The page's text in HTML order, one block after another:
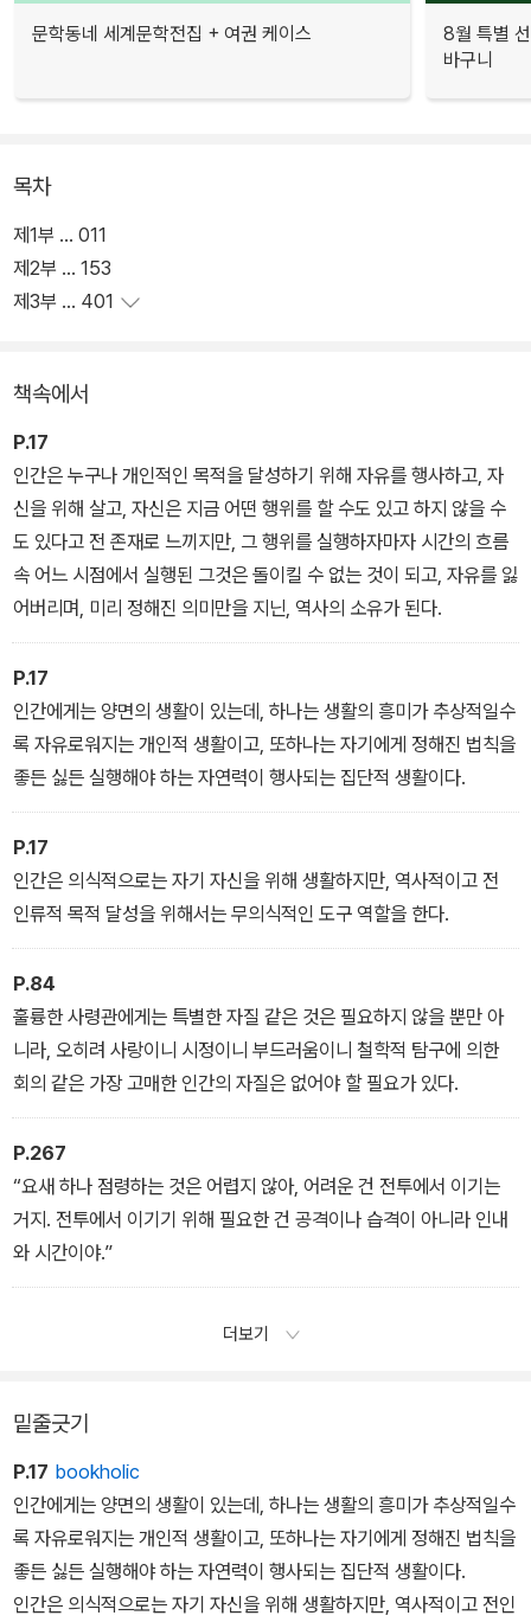
문학동네 세계문학전집 + 여권 케이스
8월 특별
바구니
목차
제1부 … 011
제2부 … 153
제3부 … 401
책속에서
P.17
인간은 누구나 개인적인 목적을 달성하기 위해 자유를 행사하고, 자
신을 위해 살고, 자신은 지금 어떤 행위를 할 수도 있고 하지 않을 수
도 있다고 전 존재로 느끼지만, 그 행위를 실행하자마자 시간의 흐름
속 어느 시점에서 실행된 그것은 돌이킬 수 없는 것이 되고, 자유를 잃
어버리며, 미리 정해진 의미만을 지닌, 역사의 소유가 된다.
P.17
인간에게는 양면의 생활이 있는데, 하나는 생활의 흥미가 추상적일수
록 자유로워지는 개인적 생활이고, 또하나는 자기에게 정해진 법칙을
좋든 싫든 실행해야 하는 자연력이 행사되는 집단적 생활이다.
P.17
인간은 의식적으로는 자기 자신을 위해 생활하지만, 역사적이고 전
인류적 목적 달성을 위해서는 무의식적인 도구 역할을 한다.
P.84
훌륭한 사령관에게는 특별한 자질 같은 것은 필요하지 않을 뿐만 아
니라, 오히려 사랑이니 시정이니 부드러움이니 철학적 탐구에 의한
회의 같은 가장 고매한 인간의 자질은 없어야 할 필요가 있다.
P.267
“요새 하나 점령하는 것은 어렵지 않아, 어려운 건 전투에서 이기는
거지. 전투에서 이기기 위해 필요한 건 공격이나 습격이 아니라 인내
와 시간이야.”
더보기
밑줄긋기
P.17 bookholic
인간에게는 양면의 생활이 있는데, 하나는 생활의 흥미가 추상적일수
록 자유로워지는 개인적 생활이고, 또하나는 자기에게 정해진 법칙을
좋든 싫든 실행해야 하는 자연력이 행사되는 집단적 생활이다.
인간은 의식적으로는 자기 자신을 위해 생활하지만, 역사적이고 전인